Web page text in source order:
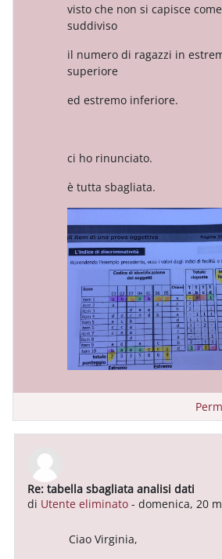
visto che non si capisce
suddiviso
il numero di ragazzi in
superiore
ed estremo inferiore.
ci ho rinunciato.
è tutta sbagliata.
In riposta a Utente eliminato
Re: tabella sbagliata analisi dati
di Utente eliminato -domenica, 20
Ciao Virginia,